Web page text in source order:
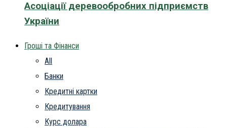
Асоціації деревообробних підприємств
України
Гроші та Фінанси
All
Банки
Кредитні картки
Кредитування
Курс долара